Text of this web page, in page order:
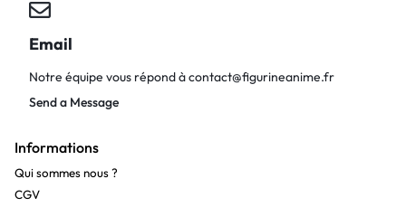
Email
Notre équipe vous répond àcontact@figurineanime.fr
Send a Message
Informations
Qui sommes nous ?
CGV